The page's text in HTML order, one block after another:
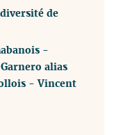
de
-
alias
-Vincent